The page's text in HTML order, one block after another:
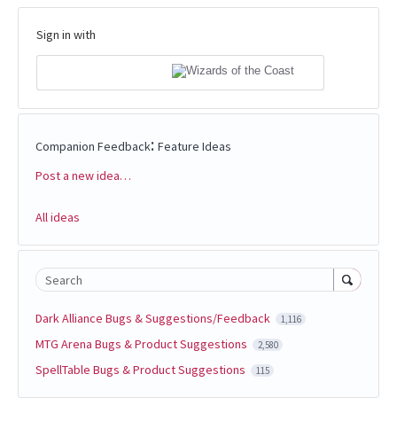
Sign in with
Companion Feedback: Feature Ideas
Categories
Post a new idea…
All ideas
Search
Dark Alliance Bugs & Suggestions/Feedback 1,116
MTG Arena Bugs & Product Suggestions 2,580
SpellTable Bugs & Product Suggestions 115